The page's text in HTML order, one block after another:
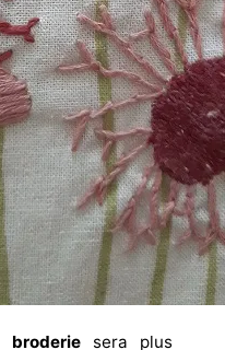
broderiesera plus